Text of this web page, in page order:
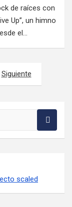
de raíces con
Up”, un himno
el…
Siguiente